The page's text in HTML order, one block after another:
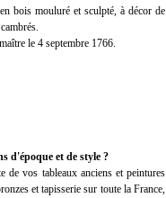
bois mouluré et sculpté, à décor de
le 4 septembre 1766.
d'époque et de style ?
de vos tableaux anciens et peintures
et tapisserie sur toute la France,